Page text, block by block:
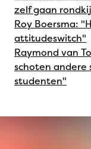
zelf gaan
Roy Boersma:
attitudeswitch"
Raymond van
schoten andere
studenten"